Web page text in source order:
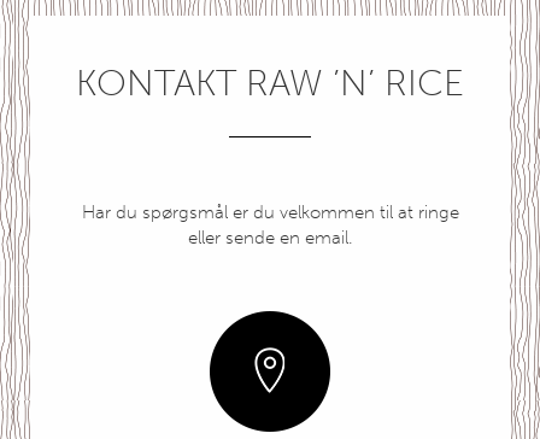
KONTAKT RAW ’N’ RICE
Har du spørgsmål er du velkommen til at ringe
eller sende en email.